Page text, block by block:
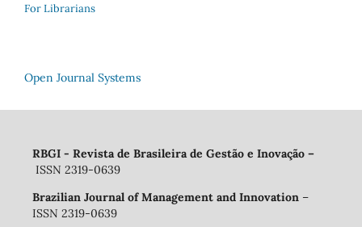
For Librarians
Open Journal Systems
RBGI - Revista de Brasileira de Gestão e Inovação –
ISSN 2319-0639
Brazilian Journal of Management and Innovation –
ISSN 2319-0639